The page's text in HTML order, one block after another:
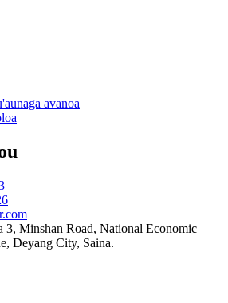
avanoa
3, Minshan Road, National Economic
Deyang City, Saina.